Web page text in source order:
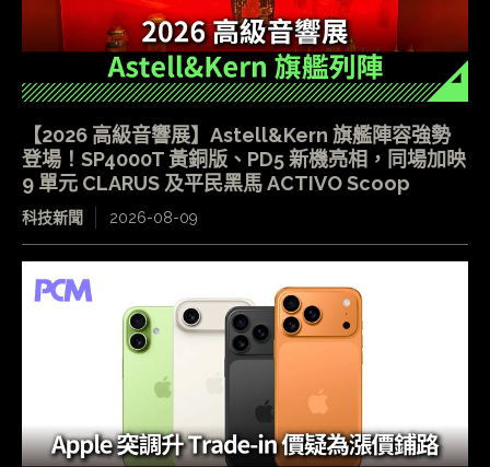
【2026 高級音響展】Astell&Kern 旗艦陣容強勢
登場！SP4000T 黃銅版、PD5 新機亮相，同場加映
9 單元 CLARUS 及平民黑馬 ACTIVO Scoop
科技新聞 2026-08-09